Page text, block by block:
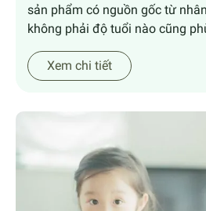
sản phẩm có nguồn gốc từ
không phải độ tuổi nào cũng
Xem chi tiết